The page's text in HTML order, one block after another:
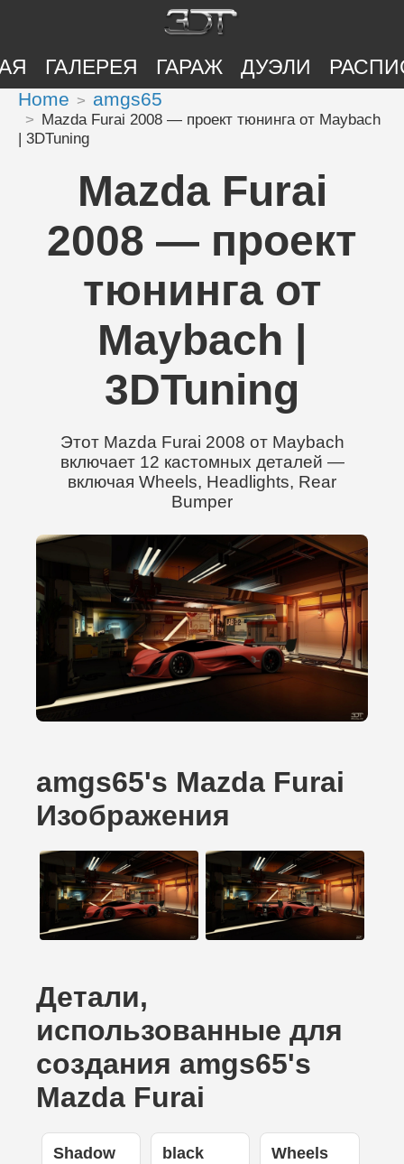
ГАЛЕРЕЯ ГАРАЖ ДУЭЛИ
Home amgs65
Mazda Furai 2008 — проект тюнинга от Maybach
| 3DTuning
Mazda Furai
2008 — проект
тюнинга от
Maybach |
3DTuning
Этот Mazda Furai 2008 от Maybach
включает 12 кастомных деталей —
включая Wheels, Headlights, Rear
Bumper
amgs65's Mazda Furai
Изображения
Детали,
использованные для
создания amgs65's
Mazda Furai
Shadow black Wheels